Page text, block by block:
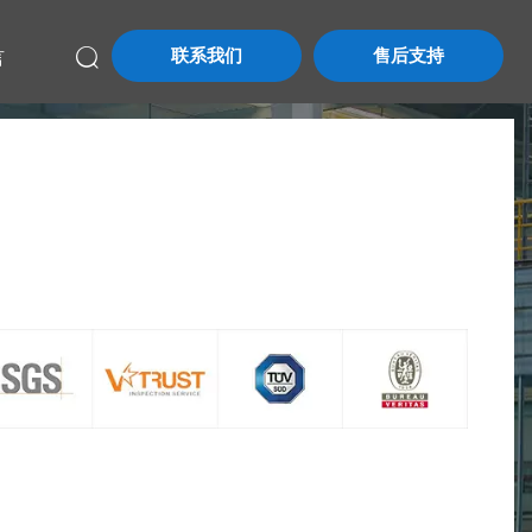
 联系我们 售后支持